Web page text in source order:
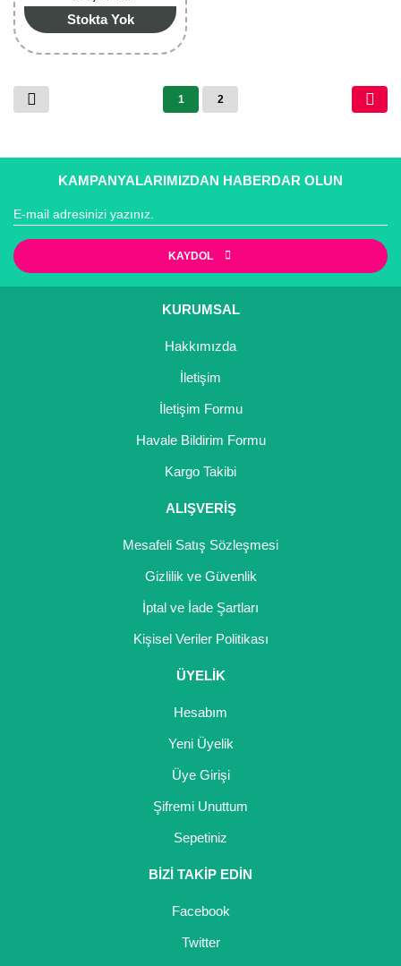
Stokta Yok
1 2
KAMPANYALARIMIZDAN HABERDAR OLUN
KAYDOL
KURUMSAL
Hakkımızda
İletişim
İletişim Formu
Havale Bildirim Formu
Kargo Takibi
ALIŞVERİŞ
Mesafeli Satış Sözleşmesi
Gizlilik ve Güvenlik
İptal ve İade Şartları
Kişisel Veriler Politikası
ÜYELİK
Hesabım
Yeni Üyelik
Üye Girişi
Şifremi Unuttum
Sepetiniz
BİZİ TAKİP EDİN
Facebook
Twitter